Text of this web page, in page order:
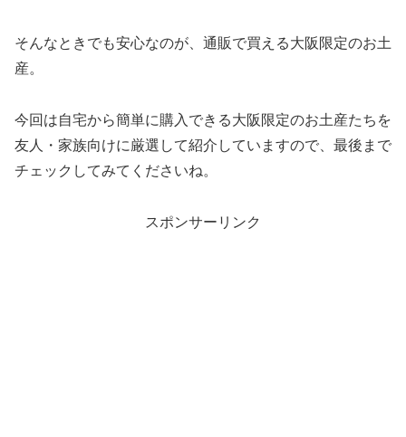
そんなときでも安心なのが、通販で買える大阪限定のお土
産。
今回は自宅から簡単に購入できる大阪限定のお土産たちを
友人・家族向けに厳選して紹介していますので、最後まで
チェックしてみてくださいね。
スポンサーリンク